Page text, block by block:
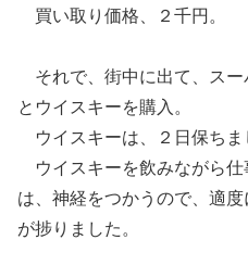
買い取り価格、２千円。
それで、街中に出て、スー
とウイスキーを購入。
ウイスキーは、２日保ちま
ウイスキーを飲みながら
は、神経をつかうので、適
が捗りました。